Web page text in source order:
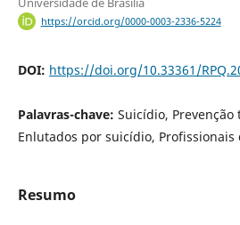
https://orcid.org/0000-0003-2336-5224
DOI: https://doi.org/10.33361/
Palavras-chave: Suicídio,
Enlutados por suicídio, Profissionais
Resumo